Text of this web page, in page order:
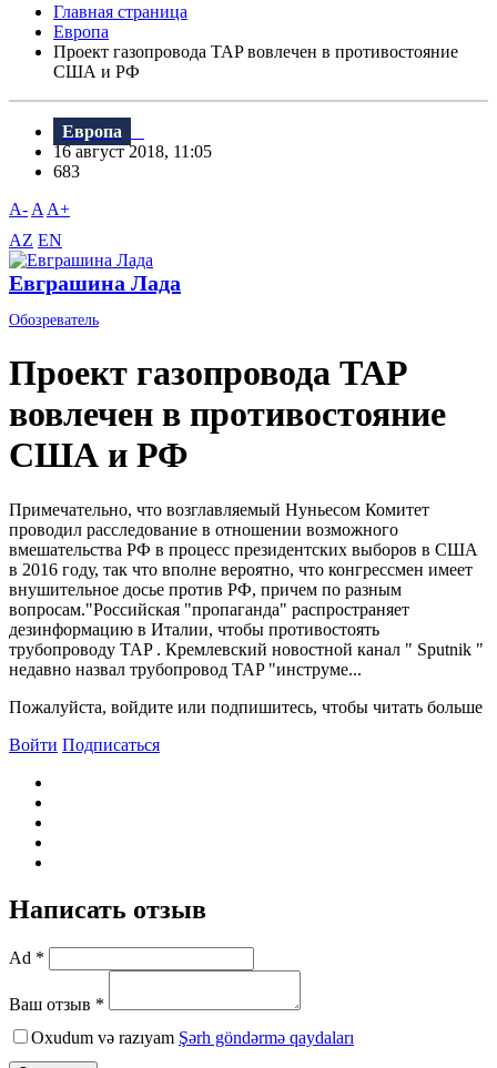
Главная страница
Европа
Проект газопровода TAP вовлечен в противостояние
США и РФ
Европа
16 август 2018, 11:05
683
A- A A+
AZ EN
Евграшина Лада
Обозреватель
Проект газопровода TAP
вовлечен в противостояние
США и РФ
Примечательно, что возглавляемый Нуньесом Комитет
проводил расследование в отношении возможного
вмешательства РФ в процесс президентских выборов в США
в 2016 году, так что вполне вероятно, что конгрессмен имеет
внушительное досье против РФ, причем по разным
вопросам."Российская "пропаганда" распространяет
дезинформацию в Италии, чтобы противостоять
трубопроводу TAP . Кремлевский новостной канал " Sputnik "
недавно назвал трубопровод TAP "инструме...
Пожалуйста, войдите или подпишитесь, чтобы читать больше
Войти Подписаться
Написать отзыв
Ad *
Ваш отзыв *
Oxudum və razıyam Şərh göndərmə qaydaları